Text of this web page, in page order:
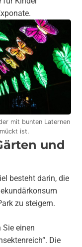
mit bunten Laternen
ist.
und
besteht darin, die
zu steigern.
einen
Die